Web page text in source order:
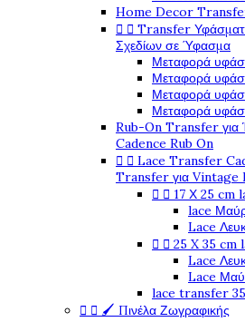
Home Decor
  Transfer
Σχεδίων σε Ύφασμα
Μεταφορά
Μεταφορά
Μεταφορά
Μεταφορά
Rub-On Transfer για
Cadence Rub On
  Lace Transfer
Transfer για Vintage
  17 Χ 25 cm
lace
Lace
  25 X 35 cm
Lace
Lace
lace transfer
  🖌️ Πινέλα Ζωγραφικής